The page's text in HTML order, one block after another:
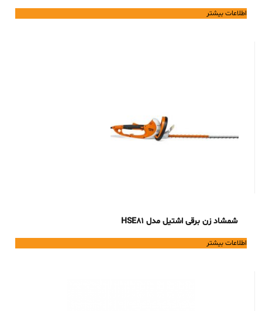
اطلاعات بیشتر
شمشاد زن برقی اشتیل مدل HSE81
اطلاعات بیشتر